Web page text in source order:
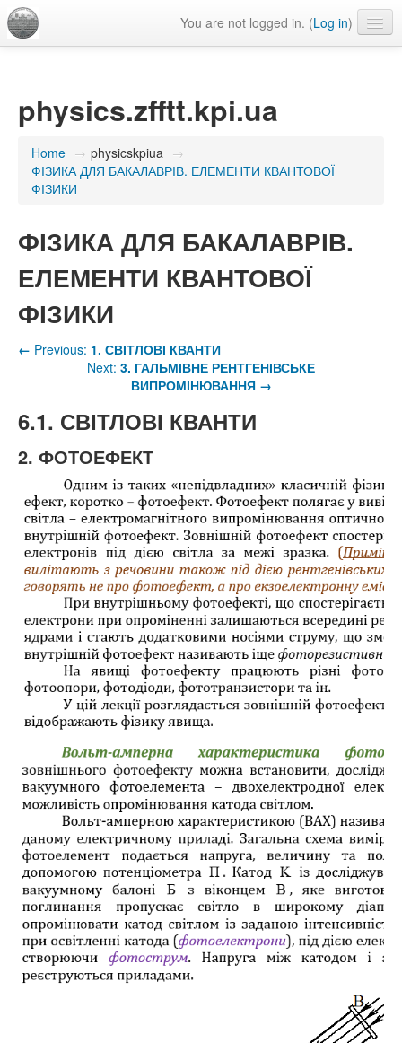
You are not logged in. (Log in)
physics.zfftt.kpi.ua
Home → physicskpiua →
ФІЗИКА ДЛЯ БАКАЛАВРІВ. ЕЛЕМЕНТИ КВАНТОВОЇ
ФІЗИКИ
ФІЗИКА ДЛЯ БАКАЛАВРІВ.
ЕЛЕМЕНТИ КВАНТОВОЇ
ФІЗИКИ
← Previous: 1. СВІТЛОВІ КВАНТИ
Next: 3. ГАЛЬМІВНЕ РЕНТГЕНІВСЬКЕ
ВИПРОМІНЮВАННЯ→
6.1. СВІТЛОВІ КВАНТИ
2. ФОТОЕФЕКТ